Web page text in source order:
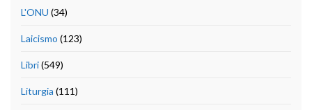
L'ONU (34)
Laicismo (123)
Libri(549)
Liturgia (111)